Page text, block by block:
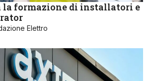
la formazione di installatori e
Elettro